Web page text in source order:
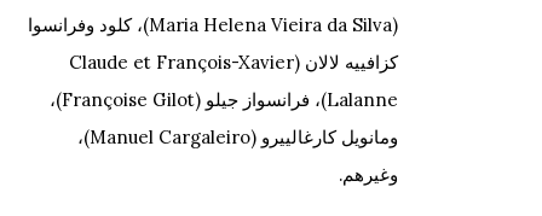
(Maria Helena Vieira da Silva)، كلود وفرانسوا
كزافييه لالان (Claude et François-Xavier
Lalanne)، فرانسواز جيلو (Françoise Gilot)،
ومانويل كارغالييرو (Manuel Cargaleiro)،
وغيرهم.